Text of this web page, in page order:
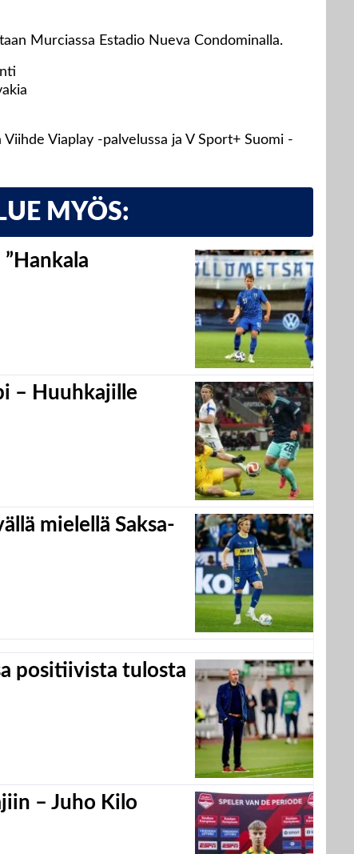
Murciassa Estadio Nueva Condominalla.
Viaplay -palvelussa ja V Sport+ Suomi -
LUE MYÖS:
– Huuhkajille
mielellä Saksa-
positiivista tulosta
– Juho Kilo